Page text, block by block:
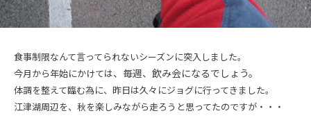
食事制限なんて言ってられないシーズンに突入しました。
今月から年始にかけては、毎週、飲み会になるでしょう。
体調を整えて臨む為に、昨日は久々にジョグに行ってきました。
江津湖周辺を、秋を楽しみながら走ろうと思ってたのですが・・・